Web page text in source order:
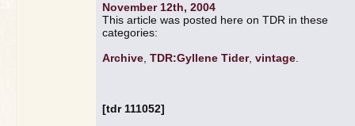
November 12th, 2004
This article was posted here on TDR in these
categories:
Archive TDR:Gyllene Tider, vintage
[tdr 111052]